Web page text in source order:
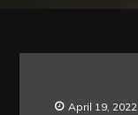
April 19, 2022